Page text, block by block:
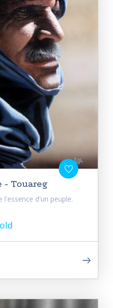
- Touareg
l'essence d'un peuple.